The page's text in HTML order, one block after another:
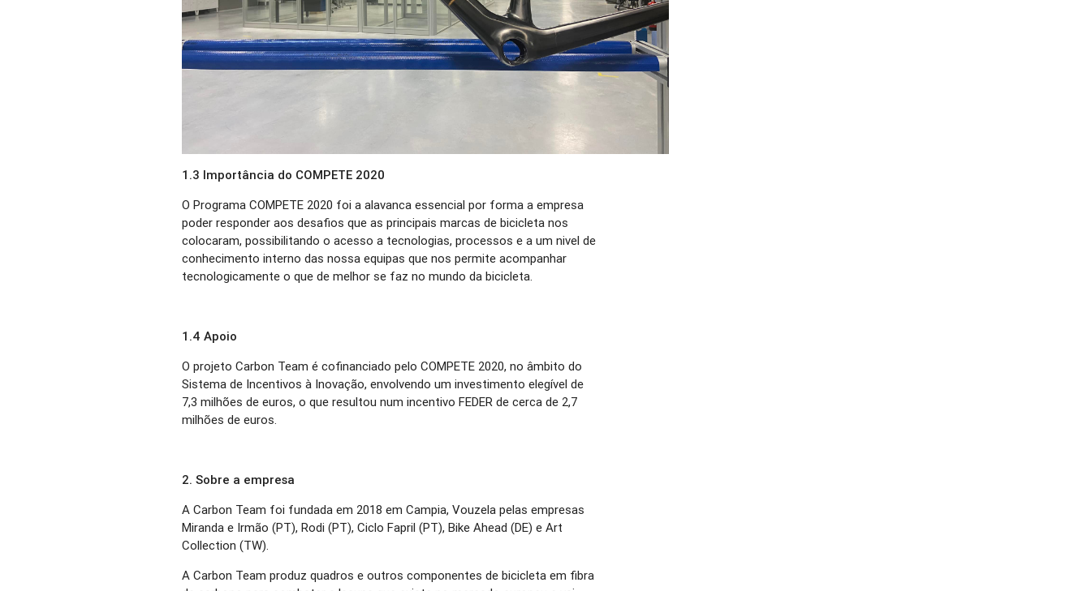
1.3 Importância do COMPETE 2020
O Programa COMPETE 2020 foi a alavanca essencial por forma a empresa
poder responder aos desafios que as principais marcas de bicicleta nos
colocaram, possibilitando o acesso a tecnologias, processos e a um nivel de
conhecimento interno das nossa equipas que nos permite acompanhar
tecnologicamente o que de melhor se faz no mundo da bicicleta.
1.4 Apoio
O projeto Carbon Team é cofinanciado pelo COMPETE 2020, no âmbito do
Sistema de Incentivos à Inovação, envolvendo um investimento elegível de
7,3 milhões de euros, o que resultou num incentivo FEDER de cerca de 2,7
milhões de euros.
2. Sobre a empresa
A Carbon Team foi fundada em 2018 em Campia, Vouzela pelas empresas
Miranda e Irmão (PT), Rodi (PT), Ciclo Fapril (PT), Bike Ahead (DE) e Art
Collection (TW).
A Carbon Team produz quadros e outros componentes de bicicleta em fibra